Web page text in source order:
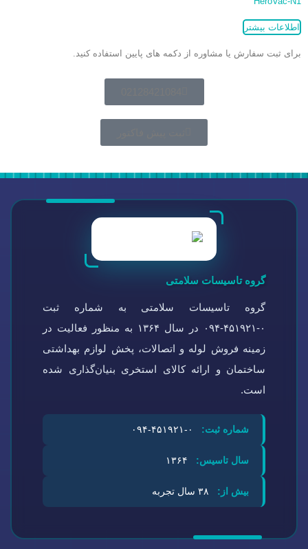
اطلاعات بیشتر
برای ثبت سفارش یا مشاوره از دکمه های پایین استفاده کنید.
گروه تاسیسات سلامتی
گروه تاسیسات سلامتی به شماره ثبت
۰-۴۵۱۹۲۱-۰۹۴ در سال ۱۳۶۴ به منظور فعالیت در
زمینه فروش لوله و اتصالات، پخش لوازم بهداشتی
ساختمان و ارائه کالای استخری بنیان‌گذاری شده
است.
شماره ثبت:
سال تاسیس:
بیش از: